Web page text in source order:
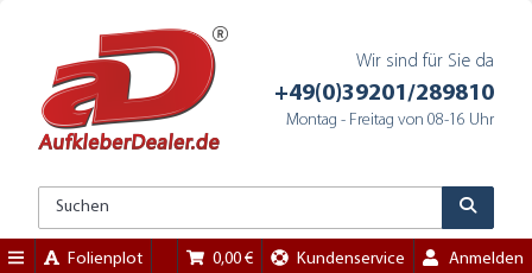
Wir sind für Sie da
+49(0)39201/289810
Montag - Freitag von 08-16 Uhr
Folienplot 0,00 € Kundenservice Anmelden